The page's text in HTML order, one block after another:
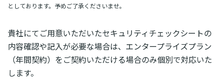
としております。予めご了承くださいませ。
貴社にてご用意いただいたセキュリティチェックシートの
内容確認や記入が必要な場合は、エンタープライズプラン
（年間契約）をご契約いただける場合のみ個別で対応いた
します。